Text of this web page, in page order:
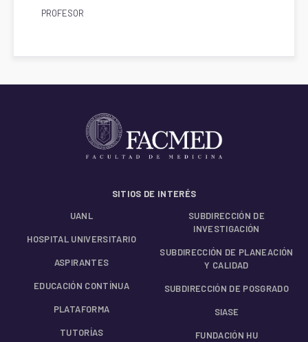
PROFESOR
SITIOS DE INTERÉS
UANL
HOSPITAL UNIVERSITARIO
ASPIRANTES
EDUCACIÓN CONTÍNUA
PLATAFORMA
TUTORÍAS
SUBDIRECCIÓN DE
INVESTIGACIÓN
SUBDIRECCIÓN DE PLANEACIÓN
Y CALIDAD
SUBDIRECCIÓN DE POSGRADO
SIASE
FUNDACIÓN HU